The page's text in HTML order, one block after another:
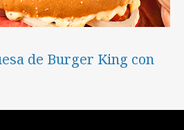
de Burger King con